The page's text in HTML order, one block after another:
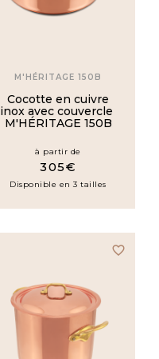
M'HÉRITAGE 150B
Cocotte en cuivre
inox avec couvercle
M'HÉRITAGE 150B
à partir de
305€
Disponible en 3 tailles
favorite_border